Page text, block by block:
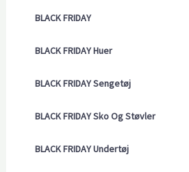
BLACK FRIDAY
BLACK FRIDAY Huer
BLACK FRIDAY Sengetøj
BLACK FRIDAY Sko Og Støvler
BLACK FRIDAY Undertøj